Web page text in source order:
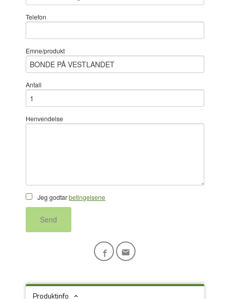
Telefon
Emne/produkt
Antall
Henvendelse
Jeg godtarbetingelsene
Send
Produktinfo